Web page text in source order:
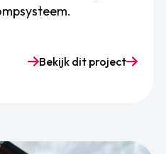
Bekijk dit project